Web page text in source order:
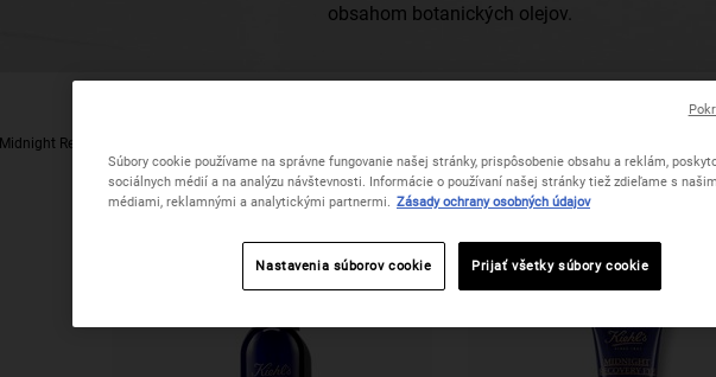
obsahom botanických olejov.
Midnight Recovery
Súbory cookie používame na správne fungovanie našej stránky, prispôsobenie obsahu a reklám,
sociálnych médií a na analýzu návštevnosti. Informácie o používaní našej stránky tiež zdieľame s
médiami, reklamnými a analytickými partnermi. Zásady ochrany osobných údajov
Nastavenia súborov cookie Prijať všetky súbory cookie